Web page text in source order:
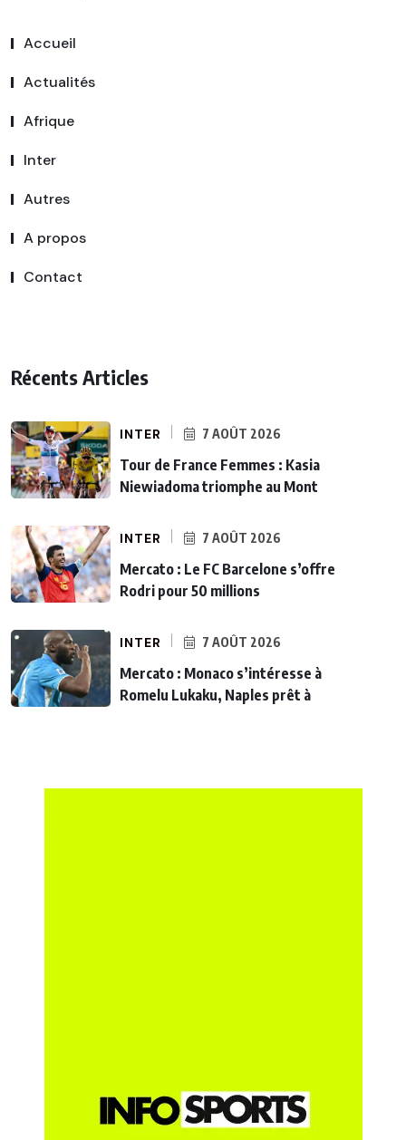
Accueil
Actualités
Afrique
Inter
Autres
A propos
Contact
Récents Articles
INTER 7 AOÛT 2026
Tour de France Femmes : Kasia
Niewiadoma triomphe au Mont
INTER 7 AOÛT 2026
Mercato : Le FC Barcelone s’offre
Rodri pour 50 millions
INTER 7 AOÛT 2026
Mercato : Monaco s’intéresse à
Romelu Lukaku, Naples prêt à